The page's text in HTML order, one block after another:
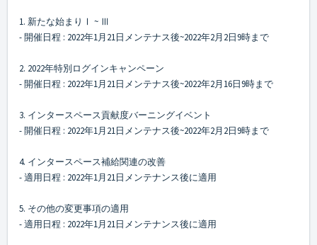
1. 新たな始まりⅠ ~ Ⅲ
- 開催日程 : 2022年1月21日メンテナス後~2022年2月2日9時まで
2. 2022年特別ログインキャンペーン
- 開催日程 : 2022年1月21日メンテナス後~2022年2月16日9時まで
3. インタースペース貢献度バーニングイベント
- 開催日程 : 2022年1月21日メンテナス後~2022年2月2日9時まで
4. インタースペース補給関連の改善
- 適用日程 : 2022年1月21日メンテナンス後に適用
5. その他の変更事項の適用
- 適用日程 : 2022年1月21日メンテナンス後に適用